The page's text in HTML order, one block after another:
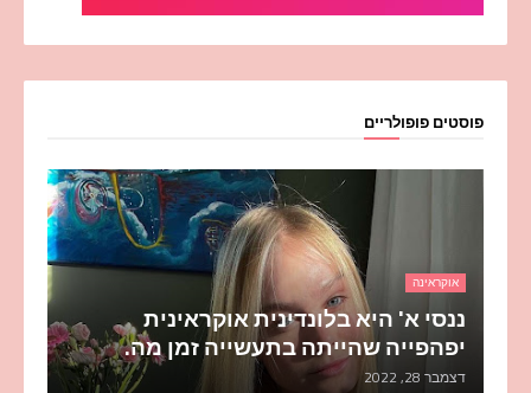
פוסטים פופולריים
אוקראינה
ננסי א' היא בלונדינית אוקראינית
יפהפייה שהייתה בתעשייה זמן מה.
דצמבר 28, 2022